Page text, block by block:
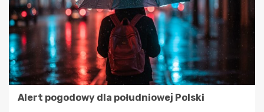
Alert pogodowy dla południowej Polski